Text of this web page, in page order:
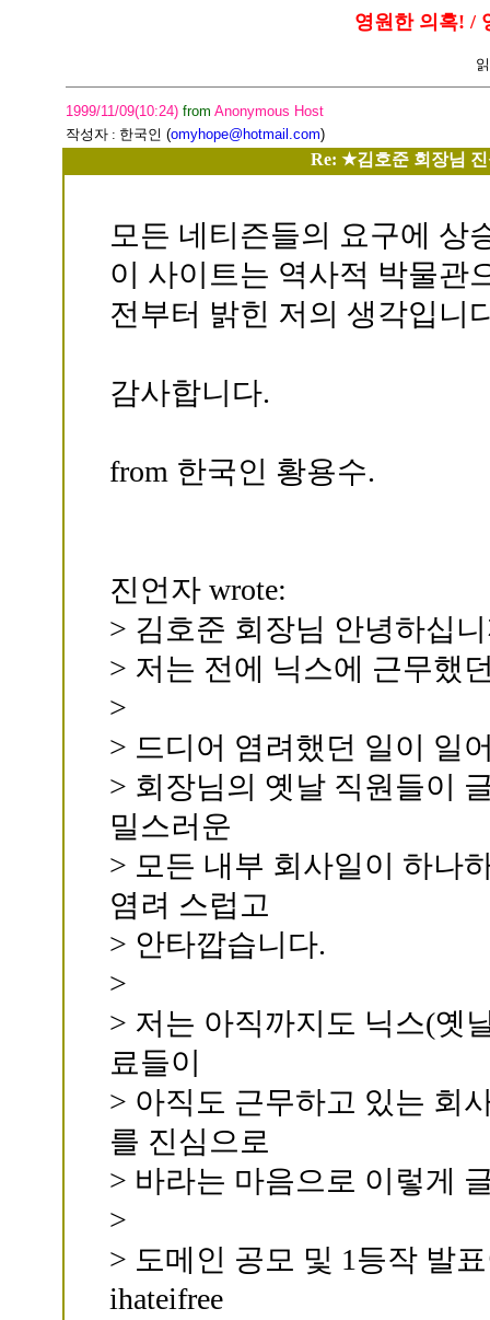
영원한 의혹! /
1999/11/09(10:24)from Anonymous Host
작성자 : 한국인 (omyhope@hotmail.com)
Re: ★김호준 회장님
모든 네티즌들의 요구에 상
이 사이트는 역사적 박물관
전부터 밝힌 저의 생각입니
감사합니다.
from 한국인 황용수.
진언자 wrote:
> 김호준 회장님 안녕하십
> 저는 전에 닉스에 근무했
>
> 드디어 염려했던 일이 일
> 회장님의 옛날 직원들이
밀스러운
> 모든 내부 회사일이 하나
염려 스럽고
> 안타깝습니다.
>
> 저는 아직까지도 닉스(옛
료들이
> 아직도 근무하고 있는 회
를 진심으로
> 바라는 마음으로 이렇게
>
> 도메인 공모 및 1등작 발
ihateifree